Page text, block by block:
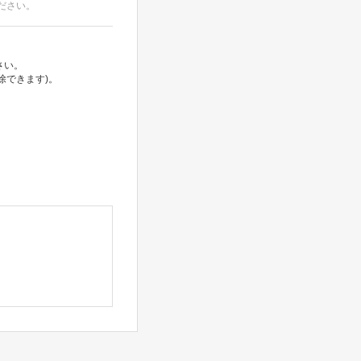
い。
。
きます)。